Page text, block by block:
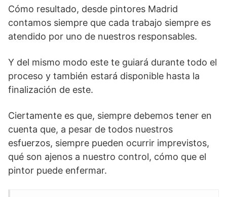
Cómo resultado, desde pintores Madrid
contamos siempre que cada trabajo siempre es
atendido por uno de nuestros responsables.
Y del mismo modo este te guiará durante todo el
proceso y también estará disponible hasta la
finalización de este.
Ciertamente es que, siempre debemos tener en
cuenta que, a pesar de todos nuestros
esfuerzos, siempre pueden ocurrir imprevistos,
qué son ajenos a nuestro control, cómo que el
pintor puede enfermar.